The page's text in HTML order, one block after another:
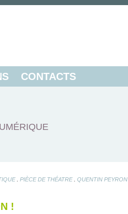
CONTACTS
. PIÈCE DE THÉATRE. QUENTIN PEYRON
!